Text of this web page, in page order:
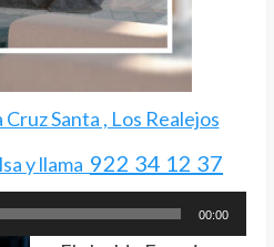
Cruz Santa , Los Realejos
y llama 922 34 12 37
00:00